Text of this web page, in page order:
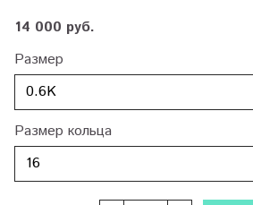
14 000 руб.
Размер
Размер кольца